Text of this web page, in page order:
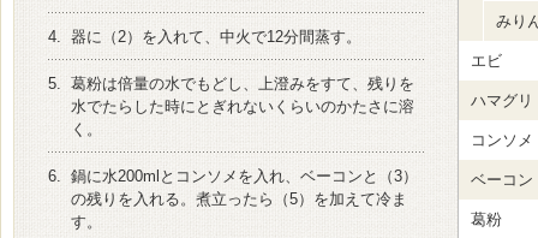
4. 器に（2）を入れて、中火で12分間蒸す。
5. 葛粉は倍量の水でもどし、上澄みをすて、残りを
水でたらした時にとぎれないくらいのかたさに溶
く。
6. 鍋に水200mlとコンソメを入れ、ベーコンと（3）
の残りを入れる。煮立ったら（5）を加えて冷ま
す。
みり
エビ
ハマグリ
コンソメ
ベーコン
葛粉